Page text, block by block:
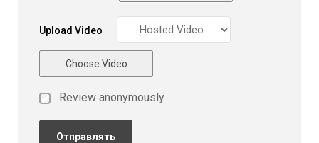
Upload Video
Choose Video
Review anonymously